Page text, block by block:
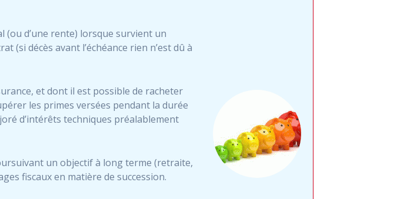
(ou d’une rente) lorsque survient un
(si décès avant l’échéance rien n’est dû à
et dont il est possible de racheter
les primes versées pendant la durée
d’intérêts techniques préalablement
un objectif à long terme (retraite,
fiscaux en matière de succession.